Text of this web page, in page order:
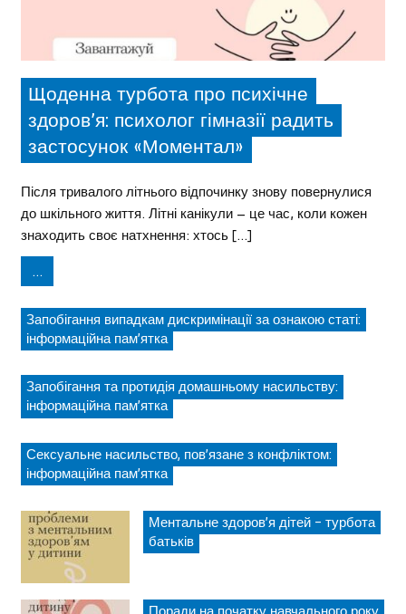
Щоденна турбота про психічне
здоров’я: психолог гімназії радить
застосунок «Моментал»
Після тривалого літнього відпочинку знову повернулися
до шкільного життя. Літні канікули – це час, коли кожен
знаходить своє натхнення: хтось […]
...
Запобігання випадкам дискримінації за ознакою статі:
інформаційна пам’ятка
Запобігання та протидія домашньому насильству:
інформаційна пам’ятка
Сексуальне насильство, пов’язане з конфліктом:
інформаційна пам’ятка
Ментальне здоров’я дітей – турбота
батьків